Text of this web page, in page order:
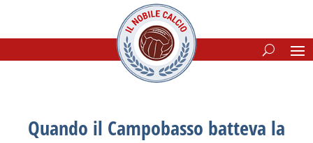
Quando il Campobasso batteva la